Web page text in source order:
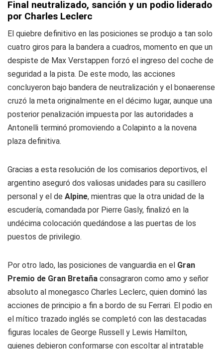
Final neutralizado, sanción y un podio liderado
por Charles Leclerc
El quiebre definitivo en las posiciones se produjo a tan solo
cuatro giros para la bandera a cuadros, momento en que un
despiste de Max Verstappen forzó el ingreso del coche de
seguridad a la pista. De este modo, las acciones
concluyeron bajo bandera de neutralización y el bonaerense
cruzó la meta originalmente en el décimo lugar, aunque una
posterior penalización impuesta por las autoridades a
Antonelli terminó promoviendo a Colapinto a la novena
plaza definitiva.
Gracias a esta resolución de los comisarios deportivos, el
argentino aseguró dos valiosas unidades para su casillero
personal y el de Alpine, mientras que la otra unidad de la
escudería, comandada por Pierre Gasly, finalizó en la
undécima colocación quedándose a las puertas de los
puestos de privilegio.
Por otro lado, las posiciones de vanguardia en el Gran
Premio de Gran Bretaña consagraron como amo y señor
absoluto al monegasco Charles Leclerc, quien dominó las
acciones de principio a fin a bordo de su Ferrari. El podio en
el mítico trazado inglés se completó con las destacadas
figuras locales de George Russell y Lewis Hamilton,
quienes debieron conformarse con escoltar al intratable